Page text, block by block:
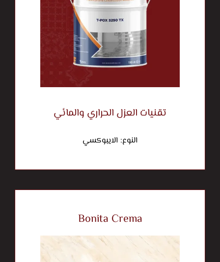
تقنيات العزل الحراري والمائي
النوع: الايبوكسي
Bonita Crema